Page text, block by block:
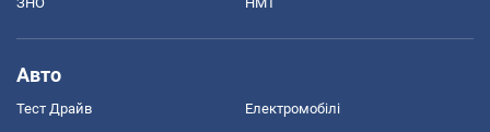
Авто
Тест Драйв Електромобілі